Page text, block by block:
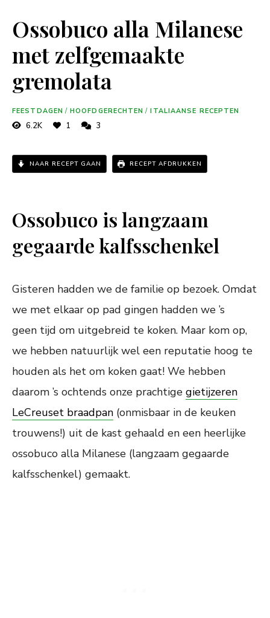
Ossobuco alla Milanese
met zelfgemaakte
gremolata
FEESTDAGEN / HOOFDGERECHTEN / ITALIAANSE RECEPTEN
6.2K 1 3
NAAR RECEPT GAAN RECEPT AFDRUKKEN
Ossobuco is langzaam
gegaarde kalfsschenkel
Gisteren hadden we de familie op bezoek. Omdat
we met elkaar op pad gingen hadden we ’s
geen tijd om uitgebreid te koken. Maar kom op,
we hebben natuurlijk wel een reputatie hoog te
houden als het om koken gaat! We hebben
daarom ’s ochtends onze prachtige gietijzeren
LeCreuset braadpan (onmisbaar in de keuken
trouwens!) uit de kast gehaald en een heerlijke
ossobuco alla Milanese (langzaam gegaarde
kalfsschenkel) gemaakt.